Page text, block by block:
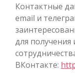
Контактные
email и
для
ВКонтакте: